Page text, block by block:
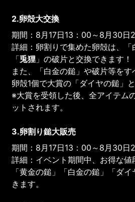
2.卵殻大交換
期間：8月17日13：00～8月30日
詳細：卵割りで集めた卵殻は、
「兎狸 」の破片と交換できます！
また、「白金の鎚」や破片等をす
卵殻1個で大賞の「ダイヤの鎚」
※大賞を受領した後、全アイテム
ットされます。
3.卵割り鎚大販売
期間：8月17日13：00～8月30日
詳細：イベント期間中、お得な
「黄金の鎚」「白金の鎚」「ダ
きます。